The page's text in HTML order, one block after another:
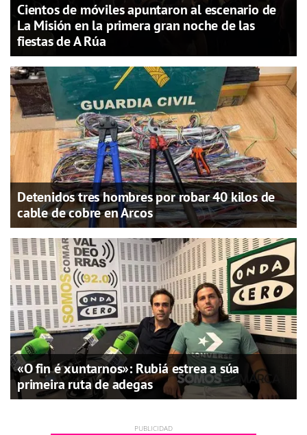
Cientos de móviles apuntaron al escenario de
La Misión en la primera gran noche de las
fiestas de A Rúa
Detenidos tres hombres por robar 40 kilos de
cable de cobre en Arcos
«O fin é xuntarnos»: Rubiá estrea a súa
primeira ruta de adegas